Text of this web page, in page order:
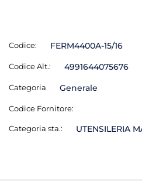
Codice: FERM4400A-15/16
Codice Alt.: 4991644075676
Categoria Generale
Codice Fornitore:
Categoria sta.: UTENSILERIA